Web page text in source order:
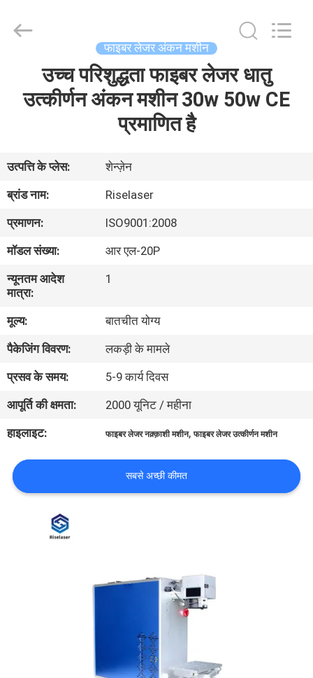
वीआर
शो
हमारे
बारे
में
कारखाना
भ्रमण
गुणवत्ता
नियंत्रण
संपर्क
करें
Technology
फाइबर लेजर अंकन मशीन
उच्च परिशुद्धता फाइबर लेजर धातु
उत्कीर्णन अंकन मशीन 30w 50w CE
प्रमाणित है
उत्पत्ति के प्लेस:
शेन्ज़ेन
ब्रांड नाम:
Riselaser
प्रमाणन:
ISO9001:2008
मॉडल संख्या:
आर एल-20P
न्यूनतम आदेश
मात्रा:
1
मूल्य:
बातचीत योग्य
पैकेजिंग विवरण:
लकड़ी के मामले
प्रसव के समय:
5-9 कार्य दिवस
आपूर्ति की क्षमता:
2000 यूनिट / महीना
हाइलाइट:
फाइबर लेजर नक़्क़ाशी मशीन,फाइबर लेजर उत्कीर्णन मशीन
सबसे अच्छी कीमत